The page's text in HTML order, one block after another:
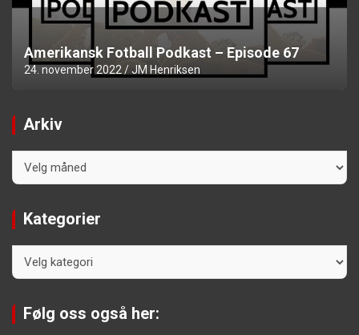
Amerikansk Fotball Podkast – Episode 67
24. november 2022 JM Henriksen
Arkiv
Kategorier
Følg oss også her: